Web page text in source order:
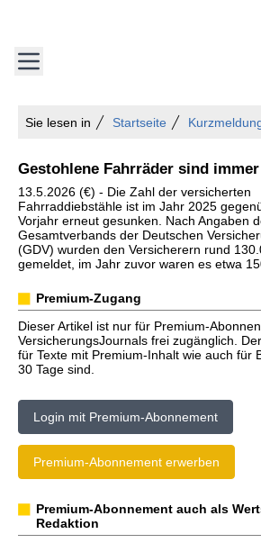
Sie lesen in Startseite
Gestohlene Fahrräder sind
13.5.2026 (€) - Die Zahl der versicherten
Fahrraddiebstähle ist im Jahr 2025
Vorjahr erneut gesunken. Nach Angaben
Gesamtverbands der Deutschen
(GDV) wurden den Versicherern rund
gemeldet, im Jahr zuvor waren es etwa
Premium-Zugang
Dieser Artikel ist nur für Premium-
VersicherungsJournals frei zugänglich.
für Texte mit Premium-Inhalt wie auch für
30 Tage sind.
Login mit Premium-Abonnement
Premium-Abonnement erwerben
Premium-Abonnement auch als
Redaktion